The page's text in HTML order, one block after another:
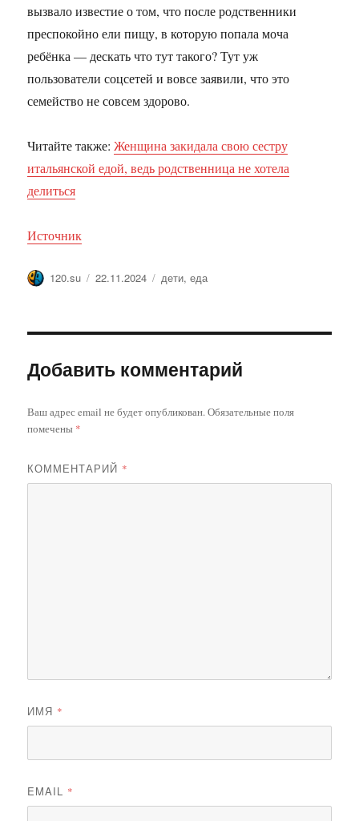
вызвало известие о том, что после родственники
преспокойно ели пищу, в которую попала моча
ребёнка — дескать что тут такого? Тут уж
пользователи соцсетей и вовсе заявили, что это
семейство не совсем здорово.
Читайте также:Женщина закидала свою сестру
итальянской едой, ведь родственница не хотела
делиться
Источник
Автор
120.su Опубликовано
22.11.2024 Метки
дети,еда
Добавить комментарий
Ваш адрес email не будет опубликован.Обязательные поля
помечены *
КОММЕНТАРИЙ *
ИМЯ *
EMAIL *